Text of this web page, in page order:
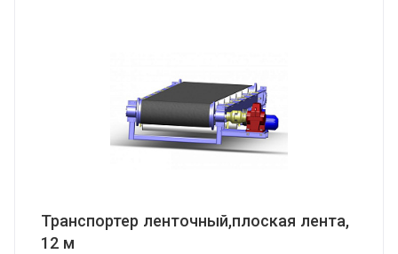
Транспортер ленточный,плоская лента,
12 м